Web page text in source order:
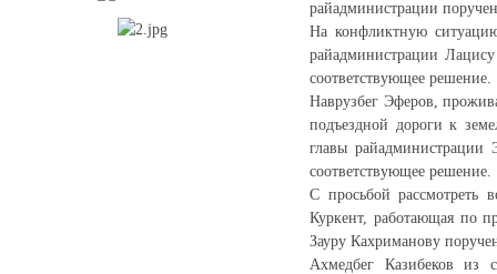
райадминистрации
На конфликтную
райадминистрации
соответствующее решение.
Наврузбег Эферов,
подъездной дороги к
главы
соответствующее решение.
С просьбой рассмотреть
Куркент, работающая по
Зауру Кахриманову
Ахмедбег Казибеков из